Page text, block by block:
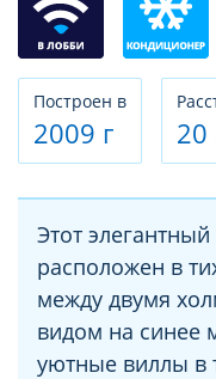
Построен в
2009 г 20
Этот
расположен в
между двумя
видом на синее
уютные виллы в